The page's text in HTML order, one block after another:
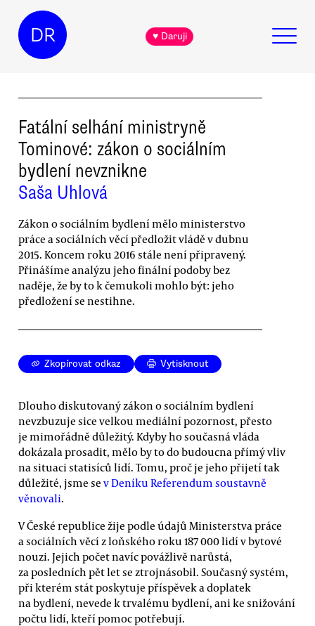
DR ♥ Daruji
Fatální selhání ministryně
Tominové: zákon o sociálním
bydlení nevznikne
Saša Uhlová
Zákon o sociálním bydlení mělo ministerstvo
práce a sociálních věcí předložit vládě v dubnu
2015. Koncem roku 2016 stále není připravený.
Přinášíme analýzu jeho finální podoby bez
naděje, že by to k čemukoli mohlo být: jeho
předložení se nestihne.
Zkopírovat odkaz Vytisknout
Dlouho diskutovaný zákon o sociálním bydlení
nevzbuzuje sice velkou mediální pozornost, přesto
je mimořádně důležitý. Kdyby ho současná vláda
dokázala prosadit, mělo by to do budoucna přímý vliv
na situaci statisíců lidí. Tomu, proč je jeho přijetí tak
důležité, jsme se v Deníku Referendum soustavně
věnovali.
V České republice žije podle údajů Ministerstva práce
a sociálních věcí z loňského roku 187 000 lidí v bytové
nouzi. Jejich počet navíc povážlivě narůstá,
za posledních pět let se ztrojnásobil. Současný systém,
při kterém stát poskytuje příspěvek a doplatek
na bydlení, nevede k trvalému bydlení, ani ke snižování
počtu lidí, kteří pomoc potřebují.